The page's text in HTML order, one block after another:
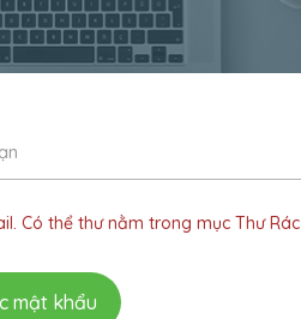
Có thể thư nằm trong mục Thư Rác
mật khẩu